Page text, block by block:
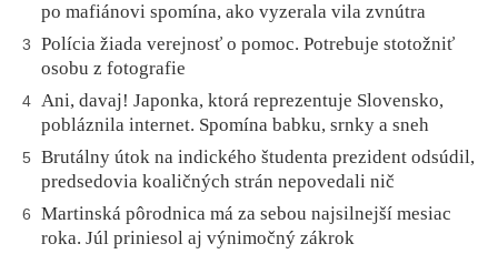
po mafiánovi spomína, ako vyzerala vila zvnútra
3
Polícia žiada verejnosť o pomoc. Potrebuje stotožniť
osobu z fotografie
4 Ani, davaj! Japonka, ktorá reprezentuje Slovensko,
pobláznila internet. Spomína babku, srnky a sneh
5
Brutálny útok na indického študenta prezident odsúdil,
predsedovia koaličných strán nepovedali nič
6
Martinská pôrodnica má za sebou najsilnejší mesiac
roka. Júl priniesol aj výnimočný zákrok